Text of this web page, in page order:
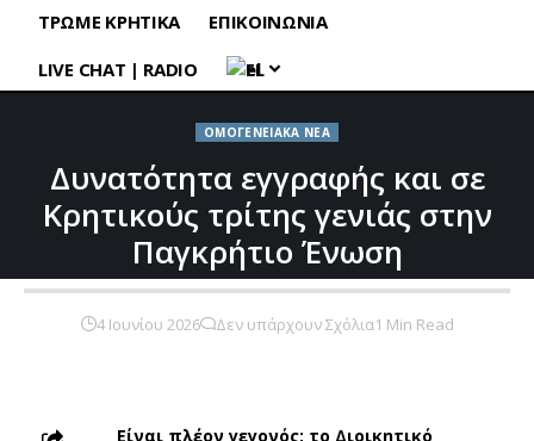
ΤΡΩΜΕ ΚΡΗΤΙΚΑ
ΕΠΙΚΟΙΝΩΝΙΑ
LIVE CHAT | RADIO
EL
ΟΜΟΓΕΝΕΙΑΚΑ ΝΕΑ
Δυνατότητα εγγραφής και σε
Κρητικούς τρίτης γενιάς στην
Παγκρήτιο Ένωση
4 Ιουνίου 2026 Δεν υπάρχουν Σχόλια1 Min Read
Είναι πλέον γεγονός: το Διοικητικό